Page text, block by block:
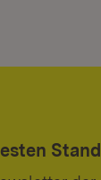
Stand